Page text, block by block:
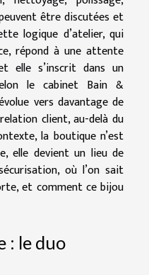
être discutées et
logique d’atelier, qui
répond à une attente
elle s’inscrit dans un
le cabinet Bain &
vers davantage de
client, au-delà du
la boutique n’est
elle devient un lieu de
où l’on sait
et comment ce bijou
: le duo